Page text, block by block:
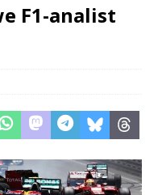
F1-analist